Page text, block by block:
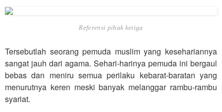
Referensi pihak ketiga
Tersebutlah seorang pemuda muslim yang kesehariannya
sangat jauh dari agama. Sehari-harinya pemuda ini bergaul
bebas dan meniru semua perilaku kebarat-baratan yang
menurutnya keren meski banyak melanggar rambu-rambu
syariat.